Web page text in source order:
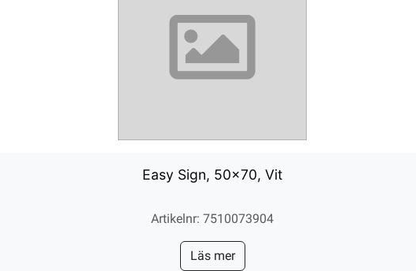
Easy Sign, 50x70, Vit
Artikelnr: 7510073904
Läs mer